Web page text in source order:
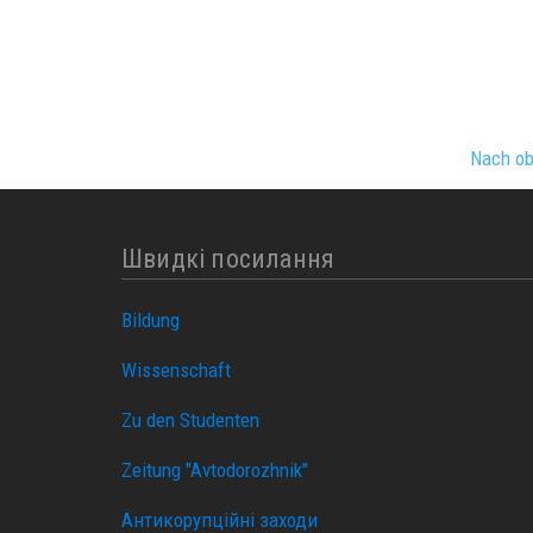
Nach
Швидкі посилання
Bildung
Wissenschaft
Zu den Studenten
Zeitung "Avtodorozhnik"
Антикорупційні заходи